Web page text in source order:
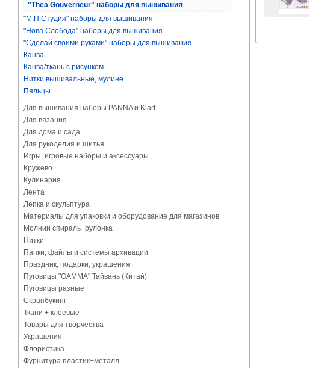
"Thea Gouverneur" наборы для вышивания
"М.П.Студия" наборы для вышивания
"Нова Слобода" наборы для вышивания
"Сделай своими руками" наборы для вышивания
Канва
Канва/ткань с рисунком
Нитки вышивальные, мулине
Пяльцы
Для вышивания наборы PANNA и Klart
Для вязания
Для дома и сада
Для рукоделия и шитья
Игры, игровые наборы и аксессуары
Кружево
Кулинария
Лента
Лепка и скульптура
Материалы для упаковки и оборудование для магазинов
Молнии спираль+рулонка
Нитки
Папки, файлы и системы архивации
Праздник, подарки, украшения
Пуговицы "GAMMA" Тайвань (Китай)
Пуговицы разные
Скрапбукинг
Ткани + клеевые
Товары для творчества
Украшения
Флористика
Фурнитура пластик+металл